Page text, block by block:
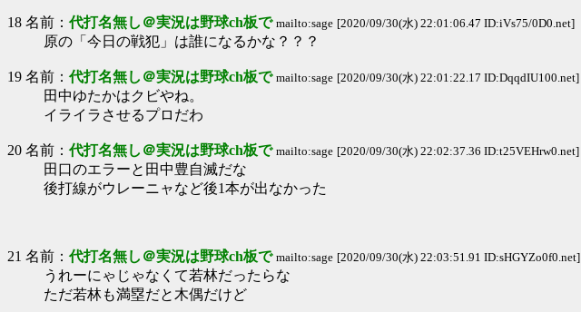
18 名前： 代打名無し＠実況は野球ch板で mailto:sage [2020/09/30(水) 22:01:06.47 ID:iVs75/0D0.net]
原の「今日の戦犯」は誰になるかな？？？
19 名前： 代打名無し＠実況は野球ch板で mailto:sage [2020/09/30(水) 22:01:22.17 ID:DqqdIU100.net]
田中ゆたかはクビやね。
イライラさせるプロだわ
20 名前： 代打名無し＠実況は野球ch板で mailto:sage [2020/09/30(水) 22:02:37.36 ID:t25VEHrw0.net]
田口のエラーと田中豊自滅だな
後打線がウレーニャなど後1本が出なかった
21 名前： 代打名無し＠実況は野球ch板で mailto:sage [2020/09/30(水) 22:03:51.91 ID:sHGYZo0f0.net]
うれーにゃじゃなくて若林だったらな
ただ若林も満塁だと木偶だけど